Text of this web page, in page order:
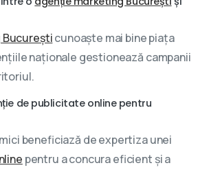
Bucureșticunoaște mai bine piața
naționale gestionează campanii
de publicitate online pentru
beneficiază de expertiza unei
pentru a concura eficient și a